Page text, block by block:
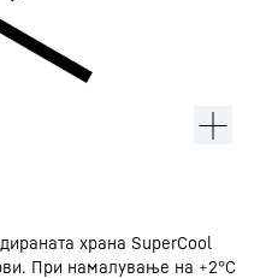
храна SuperCool
При намалување на +2°C